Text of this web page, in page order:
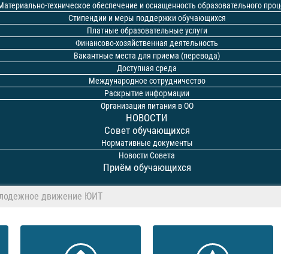
техническое обеспечение и оснащенность образовательного
Стипендии и меры поддержки обучающихся
Платные образовательные услуги
Финансово-хозяйственная деятельность
Вакантные места для приема (перевода)
Доступная среда
Международное сотрудничество
Раскрытие информации
Организация питания в ОО
НОВОСТИ
Совет обучающихся
Нормативные документы
Новости Совета
Приём обучающихся
движение ЮИТ